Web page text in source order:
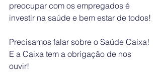
preocupar com os empregados é
investir na saúde e bem estar de todos!
Precisamos falar sobre o Saúde Caixa!
E a Caixa tem a obrigação de nos
ouvir!